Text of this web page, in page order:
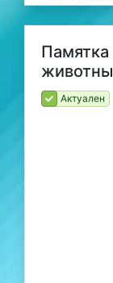
Актуален